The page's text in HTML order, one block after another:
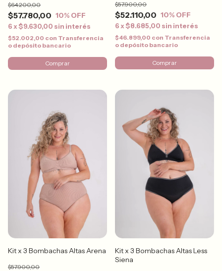
$57.780,00
$64.200,00
10% OFF
6 x$9.630,00 sin interés
$52.002,00 con Transferencia
o depósito bancario
Comprar
$52.110,00
$57.900,00
10% OFF
6x$8.685,00 sin interés
$46.899,00 con Transferencia
o depósito bancario
Comprar
Kit x 3 Bombachas Altas Arena
$57.900,00
Kit x 3 Bombachas Altas Less
Siena